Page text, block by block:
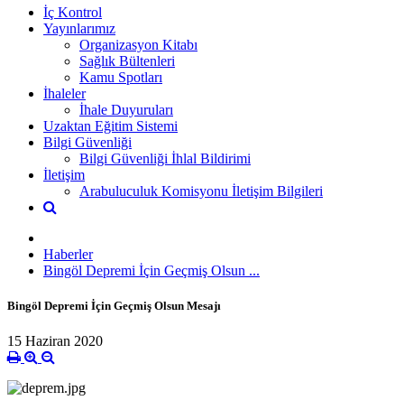
İç Kontrol
Yayınlarımız
Organizasyon Kitabı
Sağlık Bültenleri
Kamu Spotları
İhaleler
İhale Duyuruları
Uzaktan Eğitim Sistemi
Bilgi Güvenliği
Bilgi Güvenliği İhlal Bildirimi
İletişim
Arabuluculuk Komisyonu İletişim Bilgileri
Haberler
Bingöl Depremi İçin Geçmiş Olsun ...
Bingöl Depremi İçin Geçmiş Olsun Mesajı
15 Haziran 2020